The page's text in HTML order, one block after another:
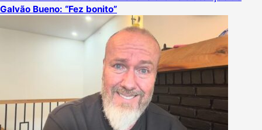
Galvão Bueno: “Fez bonito”